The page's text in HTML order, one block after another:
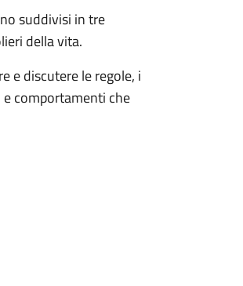
suddivisi in tre
della vita.
e discutere le regole, i
comportamenti che